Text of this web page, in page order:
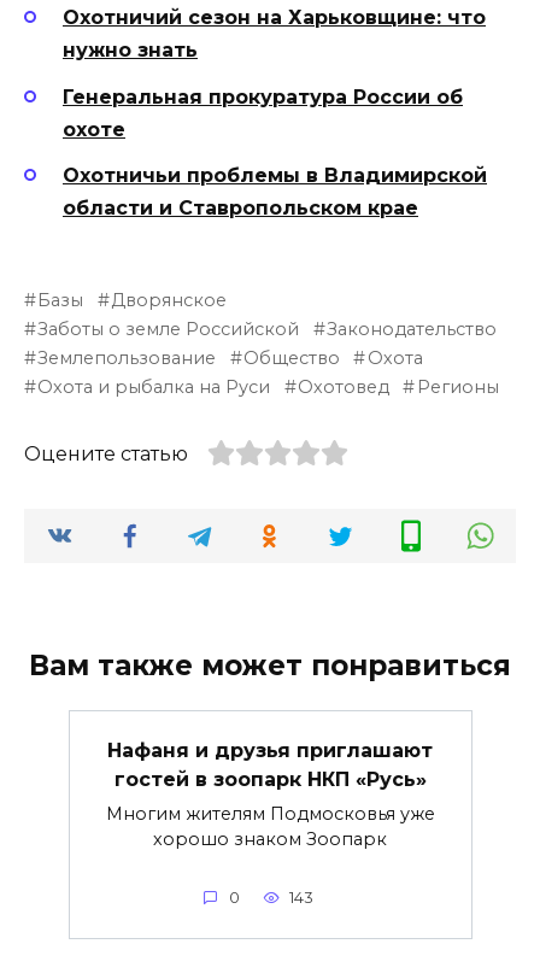
Охотничий сезон на Харьковщине: что
нужно знать
Генеральная прокуратура России об
охоте
Охотничьи проблемы в Владимирской
области и Ставропольском крае
Базы
Дворянское
Заботы о земле Российской
Законодательство
Землепользование
Общество
Охота
Охота и рыбалка на Руси
Охотовед Регионы
Оцените статью
Вам также может понравиться
Нафаня и друзья приглашают
гостей в зоопарк НКП «Русь»
Многим жителям Подмосковья уже
хорошо знаком Зоопарк
0 143